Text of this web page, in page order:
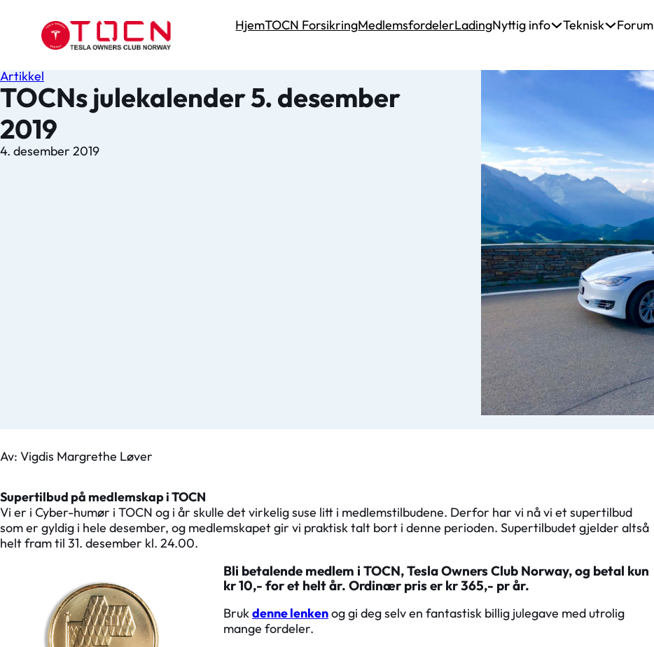
HjemTOCN ForsikringMedlemsfordelerLadingNyttig info Teknisk Forum
TOCNs julekalender 5. desember
2019
Artikkel
4. desember 2019
Av: Vigdis Margrethe Løver
Supertilbud på medlemskap i TOCN
Vi er i Cyber-humør i TOCN og i år skulle det virkelig suse litt i medlemstilbudene. Derfor har vi nå vi et supertilbud
som er gyldig i hele desember, og medlemskapet gir vi praktisk talt bort i denne perioden. Supertilbudet gjelder altså
helt fram til 31. desember kl. 24.00.
Bli betalende medlem i TOCN, Tesla Owners Club Norway, og betal kun
kr 10,- for et helt år. Ordinær pris er kr 365,- pr år.
Brukdenne lenkenog gi deg selv en fantastisk billig julegave med utrolig
mange fordeler.